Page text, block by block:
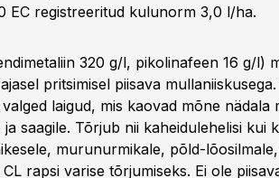
EC registreeritud kulunorm 3,0 l/ha.
320 g/l, pikolinafeen 16 g/l)
pritsimisel piisava
laigud, mis kaovad mõne nädala
saagile. Tõrjub nii kaheidulehelisi kui
murunurmikale, põld-
rapsi varise tõrjumiseks. Ei ole